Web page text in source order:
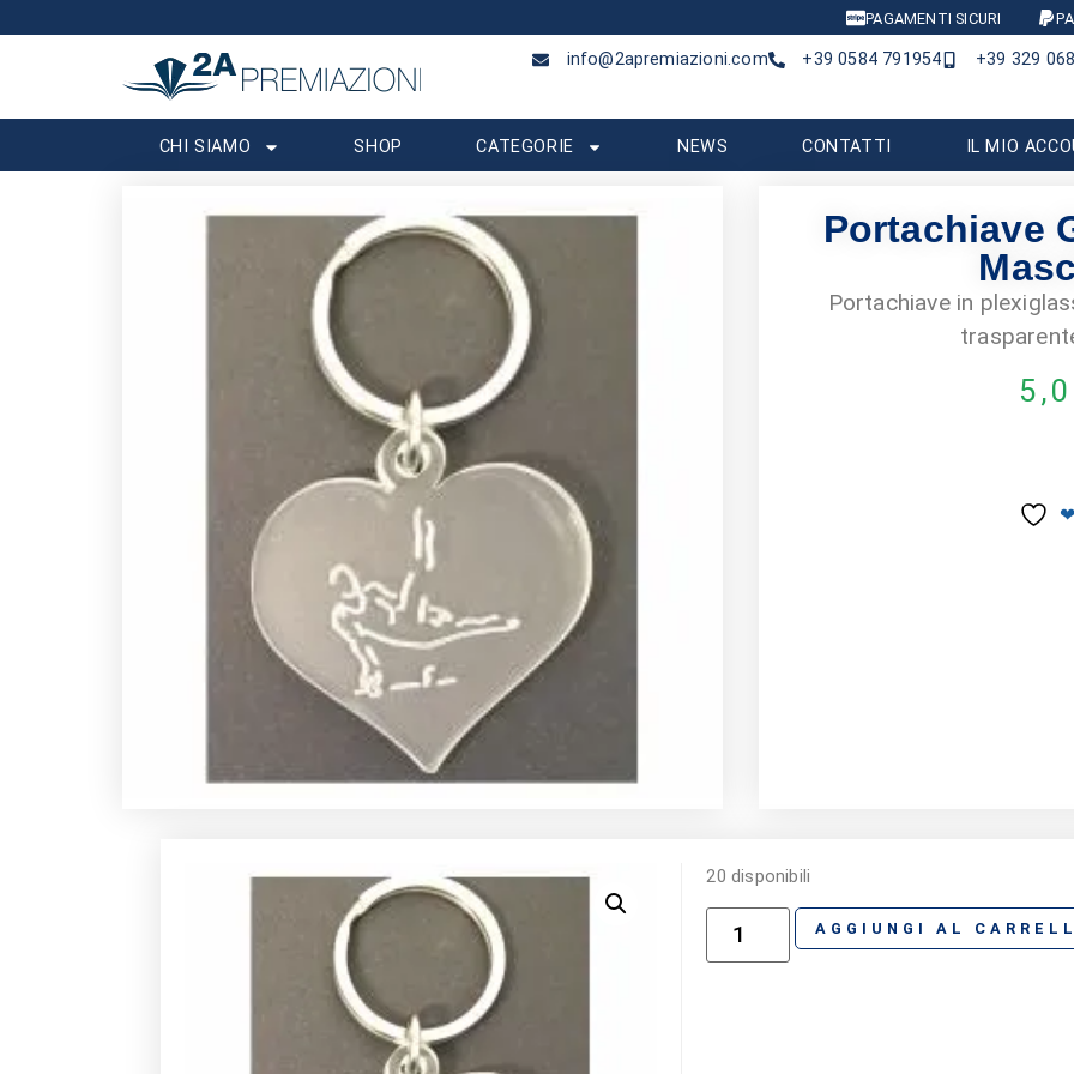
PAGAMENTI SICURI
info@2apremiazioni.com +39 0584 791954 +39 329
CHI SIAMO SHOP CATEGORIE NEWS CONTATTI IL MIO
Portachiave
Portachiave in
20 disponibili
AGGIUNGI AL